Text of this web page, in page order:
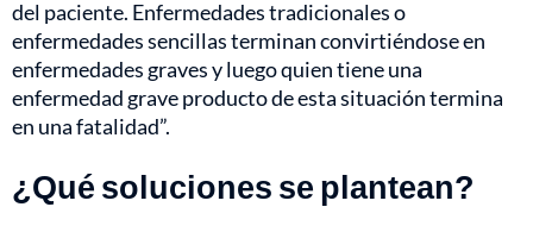
del paciente. Enfermedades tradicionales o
enfermedades sencillas terminan convirtiéndose en
enfermedades graves y luego quien tiene una
enfermedad grave producto de esta situación termina
en una fatalidad”.
¿Qué soluciones se plantean?